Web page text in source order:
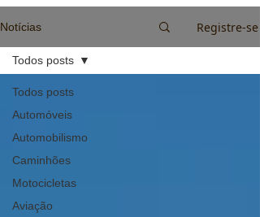
Notícias Registre-se
Todos posts
Automóveis
Automobilismo
Caminhões
Motocicletas
Aviação
Todos posts